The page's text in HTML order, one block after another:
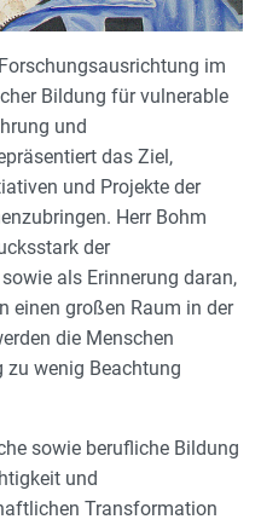
im
Bildung für vulnerable
und
das Ziel,
und Projekte der
Herr Bohm
der
als Erinnerung daran,
einen großen Raum in der
die Menschen
zu wenig Beachtung
sowie berufliche Bildung
und
Transformation